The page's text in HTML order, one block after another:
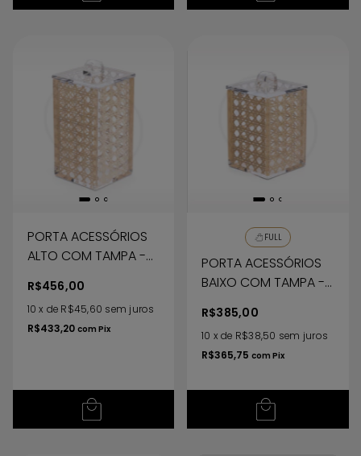
PORTA ACESSÓRIOS
ALTO COM TAMPA -
R$456,00
10 x de R$45,60 sem juros
R$433,20 com Pix
FULL
PORTA ACESSÓRIOS
BAIXO COM TAMPA -
R$385,00
10 xde R$38,50 sem juros
R$365,75 com Pix